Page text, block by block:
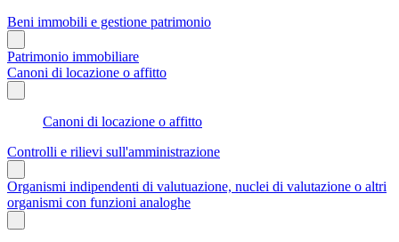
Beni immobili e gestione patrimonio
Patrimonio immobiliare
Canoni di locazione o affitto
Canoni di locazione o affitto
Controlli e rilievi sull'amministrazione
Organismi indipendenti di valutuazione, nuclei di valutazione o altri
organismi con funzioni analoghe